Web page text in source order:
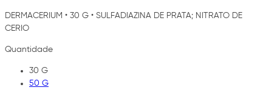
DERMACERIUM • 30 G • SULFADIAZINA DE PRATA; NITRATO DE
CERIO
Quantidade
30 G
50 G